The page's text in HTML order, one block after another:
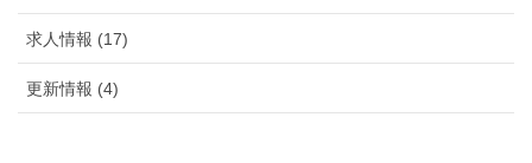
求人情報 (17)
更新情報 (4)